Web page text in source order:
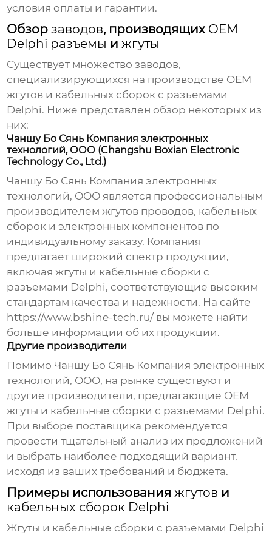
условия оплаты и гарантии.
Обзорзаводов, производящих OEM
Delphi разъемы ижгуты
Существует множествозаводов,
специализирующихся на производстве OEM
жгутов и кабельных сборок с разъемами
Delphi. Ниже представлен обзор некоторых из
них:
Чаншу Бо Сянь Компания электронных
технологий, ООО (Changshu Boxian Electronic
Technology Co., Ltd.)
Чаншу Бо Сянь Компания электронных
технологий, ООО является профессиональным
производителемжгутов проводов, кабельных
сборок и электронных компонентов по
индивидуальному заказу. Компания
предлагает широкий спектр продукции,
включаяжгуты и кабельные сборки с
разъемами Delphi, соответствующие высоким
стандартам качества и надежности. На сайте
https://www.bshine-tech.ru/ вы можете найти
больше информации об их продукции.
Другие производители
Помимо Чаншу Бо Сянь Компания электронных
технологий, ООО, на рынке существуют и
другие производители, предлагающие OEM
жгуты и кабельные сборки с разъемами Delphi.
При выборе поставщика рекомендуется
провести тщательный анализ их предложений
и выбрать наиболее подходящий вариант,
исходя из ваших требований и бюджета.
Примеры использованияжгутов и
кабельных сборок Delphi
Жгуты и кабельные сборки с разъемами Delphi